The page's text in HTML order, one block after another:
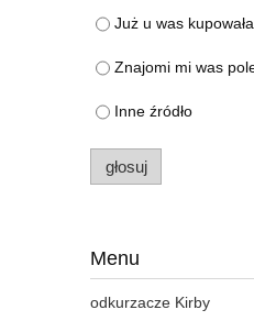
Już u was
Znajomi mi was
Inne źródło
głosuj
Menu
odkurzacze Kirby